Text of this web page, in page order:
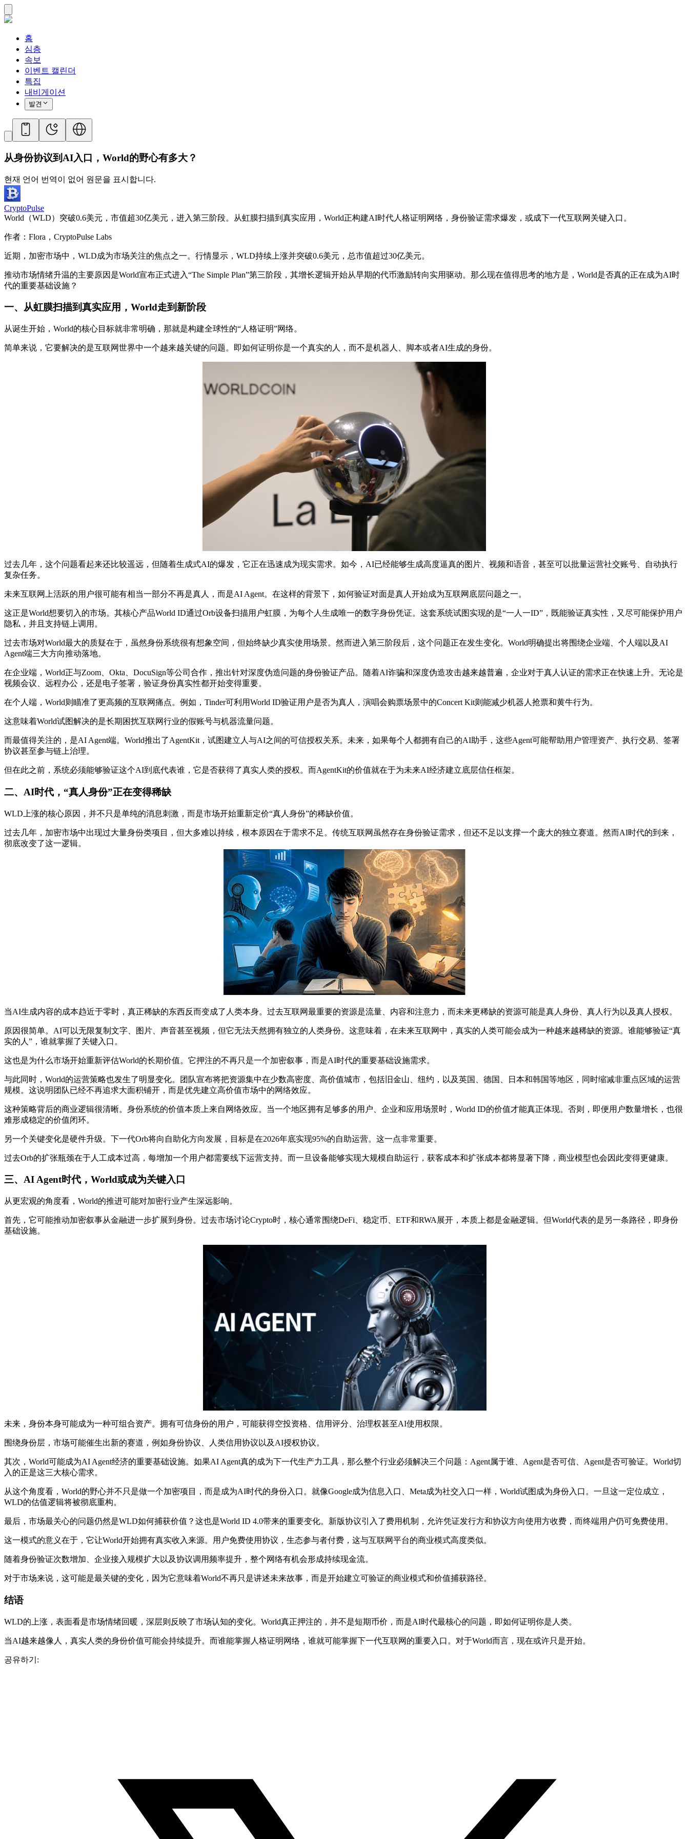
홈
심층
속보
이벤트 캘린더
특집
내비게이션
발견
从身份协议到AI入口，World的野心有多大？
현재 언어 번역이 없어 원문을 표시합니다.
CryptoPulse
World（WLD）突破0.6美元，市值超30亿美元，进入第三阶段。从虹膜扫描到真实应用，World正构建AI时代人格证明网络，身份验证需求爆发，或成下一代互联网关键入口。
作者：Flora，CryptoPulse Labs
近期，加密市场中，WLD成为市场关注的焦点之一。行情显示，WLD持续上涨并突破0.6美元，总市值超过30亿美元。
推动市场情绪升温的主要原因是World宣布正式进入“The Simple Plan”第三阶段，其增长逻辑开始从早期的代币激励转向实用驱动。那么现在值得思考的地方是，World是否真的正在成为AI时
代的重要基础设施？
一、 从虹膜扫描到真实应用，World走到新阶段
从诞生开始，World的核心目标就非常明确，那就是构建全球性的“人格证明”网络。
简单来说，它要解决的是互联网世界中一个越来越关键的问题。即如何证明你是一个真实的人，而不是机器人、脚本或者AI生成的身份。
过去几年，这个问题看起来还比较遥远，但随着生成式AI的爆发，它正在迅速成为现实需求。如今，AI已经能够生成高度逼真的图片、视频和语音，甚至可以批量运营社交账号、自动执行
复杂任务。
未来互联网上活跃的用户很可能有相当一部分不再是真人，而是AI Agent。在这样的背景下，如何验证对面是真人开始成为互联网底层问题之一。
这正是World想要切入的市场。其核心产品World ID通过Orb设备扫描用户虹膜，为每个人生成唯一的数字身份凭证。这套系统试图实现的是“一人一ID”，既能验证真实性，又尽可能保护用户
隐私，并且支持链上调用。
过去市场对World最大的质疑在于，虽然身份系统很有想象空间，但始终缺少真实使用场景。然而进入第三阶段后，这个问题正在发生变化。World明确提出将围绕企业端、个人端以及AI
Agent端三大方向推动落地。
在企业端，World正与Zoom、Okta、DocuSign等公司合作，推出针对深度伪造问题的身份验证产品。随着AI诈骗和深度伪造攻击越来越普遍，企业对于真人认证的需求正在快速上升。无论是
视频会议、远程办公，还是电子签署，验证身份真实性都开始变得重要。
在个人端，World则瞄准了更高频的互联网痛点。例如，Tinder可利用World ID验证用户是否为真人，演唱会购票场景中的Concert Kit则能减少机器人抢票和黄牛行为。
这意味着World试图解决的是长期困扰互联网行业的假账号与机器流量问题。
而最值得关注的，是AI Agent端。World推出了AgentKit，试图建立人与AI之间的可信授权关系。未来，如果每个人都拥有自己的AI助手，这些Agent可能帮助用户管理资产、执行交易、签署
协议甚至参与链上治理。
但在此之前，系统必须能够验证这个AI到底代表谁，它是否获得了真实人类的授权。而AgentKit的价值就在于为未来AI经济建立底层信任框架。
二、 AI时代，“真人身份”正在变得稀缺
WLD上涨的核心原因，并不只是单纯的消息刺激，而是市场开始重新定价“真人身份”的稀缺价值。
过去几年，加密市场中出现过大量身份类项目，但大多难以持续，根本原因在于需求不足。传统互联网虽然存在身份验证需求，但还不足以支撑一个庞大的独立赛道。然而AI时代的到来，
彻底改变了这一逻辑。
当AI生成内容的成本趋近于零时，真正稀缺的东西反而变成了人类本身。过去互联网最重要的资源是流量、内容和注意力，而未来更稀缺的资源可能是真人身份、真人行为以及真人授权。
原因很简单。AI可以无限复制文字、图片、声音甚至视频，但它无法天然拥有独立的人类身份。这意味着，在未来互联网中，真实的人类可能会成为一种越来越稀缺的资源。谁能够验证“真
实的人”，谁就掌握了关键入口。
这也是为什么市场开始重新评估World的长期价值。它押注的不再只是一个加密叙事，而是AI时代的重要基础设施需求。
与此同时，World的运营策略也发生了明显变化。团队宣布将把资源集中在少数高密度、高价值城市，包括旧金山、纽约，以及英国、德国、日本和韩国等地区，同时缩减非重点区域的运营
规模。这说明团队已经不再追求大面积铺开，而是优先建立高价值市场中的网络效应。
这种策略背后的商业逻辑很清晰。身份系统的价值本质上来自网络效应。当一个地区拥有足够多的用户、企业和应用场景时，World ID的价值才能真正体现。否则，即便用户数量增长，也很
难形成稳定的价值闭环。
另一个关键变化是硬件升级。下一代Orb将向自助化方向发展，目标是在2026年底实现95%的自助运营。这一点非常重要。
过去Orb的扩张瓶颈在于人工成本过高，每增加一个用户都需要线下运营支持。而一旦设备能够实现大规模自助运行，获客成本和扩张成本都将显著下降，商业模型也会因此变得更健康。
三、 AI Agent时代，World或成为关键入口
从更宏观的角度看，World的推进可能对加密行业产生深远影响。
首先，它可能推动加密叙事从金融进一步扩展到身份。过去市场讨论Crypto时，核心通常围绕DeFi、稳定币、ETF和RWA展开，本质上都是金融逻辑。但World代表的是另一条路径，即身份
基础设施。
未来，身份本身可能成为一种可组合资产。拥有可信身份的用户，可能获得空投资格、信用评分、治理权甚至AI使用权限。
围绕身份层，市场可能催生出新的赛道，例如身份协议、人类信用协议以及AI授权协议。
其次，World可能成为AI Agent经济的重要基础设施。如果AI Agent真的成为下一代生产力工具，那么整个行业必须解决三个问题：Agent属于谁、Agent是否可信、Agent是否可验证。World切
入的正是这三大核心需求。
从这个角度看，World的野心并不只是做一个加密项目，而是成为AI时代的身份入口。就像Google成为信息入口、Meta成为社交入口一样，World试图成为身份入口。一旦这一定位成立，
WLD的估值逻辑将被彻底重构。
最后，市场最关心的问题仍然是WLD如何捕获价值？这也是World ID 4.0带来的重要变化。新版协议引入了费用机制，允许凭证发行方和协议方向使用方收费，而终端用户仍可免费使用。
这一模式的意义在于，它让World开始拥有真实收入来源。用户免费使用协议，生态参与者付费，这与互联网平台的商业模式高度类似。
随着身份验证次数增加、企业接入规模扩大以及协议调用频率提升，整个网络有机会形成持续现金流。
对于市场来说，这可能是最关键的变化，因为它意味着World不再只是讲述未来故事，而是开始建立可验证的商业模式和价值捕获路径。
结语
WLD的上涨，表面看是市场情绪回暖，深层则反映了市场认知的变化。World真正押注的，并不是短期币价，而是AI时代最核心的问题，即如何证明你是人类。
当AI越来越像人，真实人类的身份价值可能会持续提升。而谁能掌握人格证明网络，谁就可能掌握下一代互联网的重要入口。对于World而言，现在或许只是开始。
공유하기: